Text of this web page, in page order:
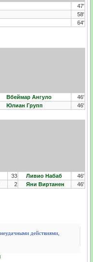
47'
58'
64'
Вбеймар Ангуло
46'
Юлиан Групп 46'
33 Ливио Набаб
46'
2 Яни Виртанен 46'
действиями,